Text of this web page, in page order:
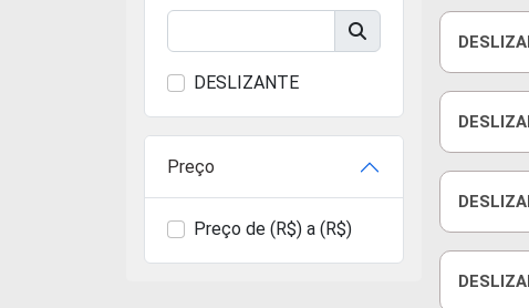
DESLIZANTE
Preço
Preço de (R$) a (R$)